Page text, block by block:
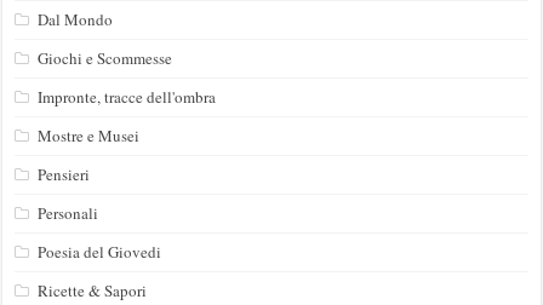
Dal Mondo
Giochi e Scommesse
Impronte, tracce dell'ombra
Mostre e Musei
Pensieri
Personali
Poesia del Giovedi
Ricette & Sapori